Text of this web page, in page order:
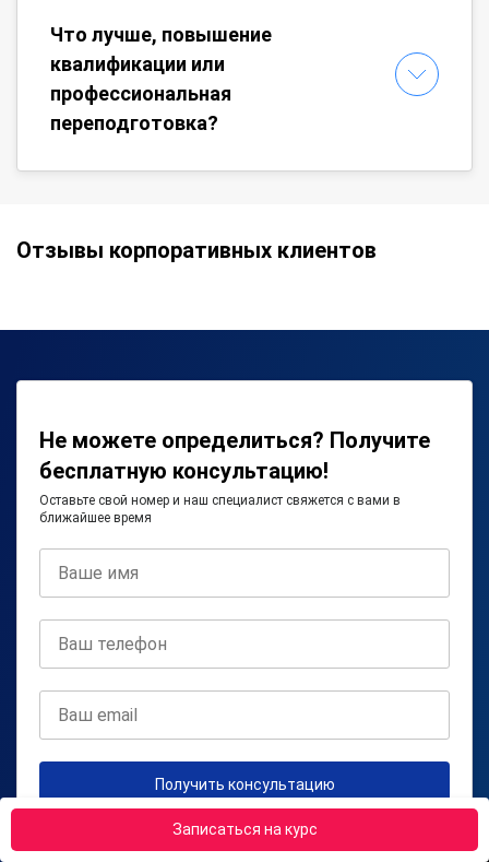
Записаться на курс
Что лучше, повышение
квалификации или
профессиональная
переподготовка?
Отзывы корпоративных клиентов
Не можете определиться? Получите
бесплатную консультацию!
Оставьте свой номер и наш специалист свяжется с вами в
ближайшее время
Получить консультацию
Нажимая на кнопку, я соглашаюсь наобработку персональных